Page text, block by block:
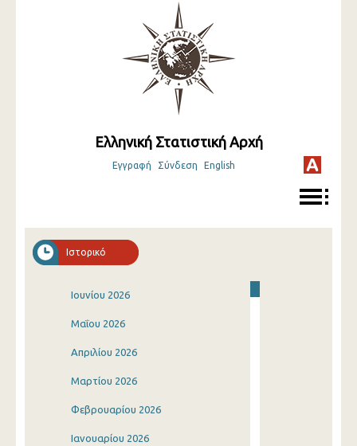
Ελληνική Στατιστική Αρχή
Εγγραφή Σύνδεση English
Ιστορικό
Ιουνίου 2026
Μαΐου 2026
Απριλίου 2026
Μαρτίου 2026
Φεβρουαρίου 2026
Ιανουαρίου 2026